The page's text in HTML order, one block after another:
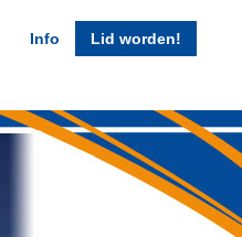
Info Lid worden!